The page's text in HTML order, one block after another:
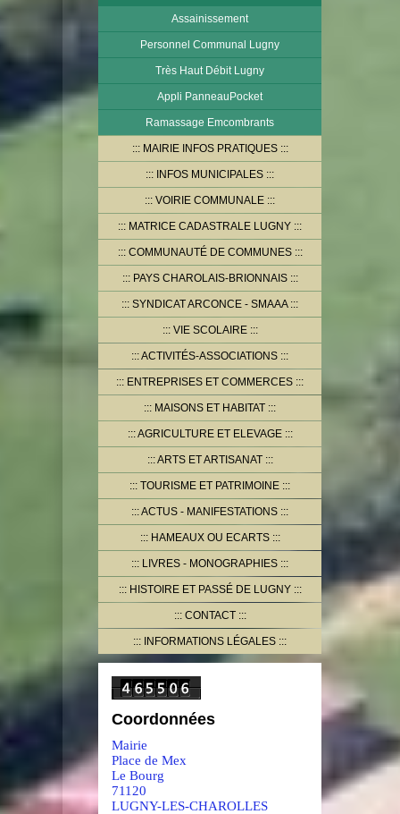
Assainissement
Personnel Communal Lugny
Très Haut Débit Lugny
Appli PanneauPocket
Ramassage Emcombrants
MAIRIE INFOS PRATIQUES
INFOS MUNICIPALES
VOIRIE COMMUNALE
MATRICE CADASTRALE LUGNY
COMMUNAUTÉ DE COMMUNES
PAYS CHAROLAIS-BRIONNAIS
SYNDICAT ARCONCE - SMAAA
VIE SCOLAIRE
ACTIVITÉS-ASSOCIATIONS
ENTREPRISES ET COMMERCES
MAISONS ET HABITAT
AGRICULTURE ET ELEVAGE
ARTS ET ARTISANAT
TOURISME ET PATRIMOINE
ACTUS - MANIFESTATIONS
HAMEAUX OU ECARTS
LIVRES - MONOGRAPHIES
HISTOIRE ET PASSÉ DE LUGNY
CONTACT
INFORMATIONS LÉGALES
Coordonnées
Mairie
Place de Mex
Le Bourg
71120
LUGNY-LES-CHAROLLES